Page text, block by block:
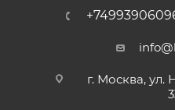
г. Москва, ул.